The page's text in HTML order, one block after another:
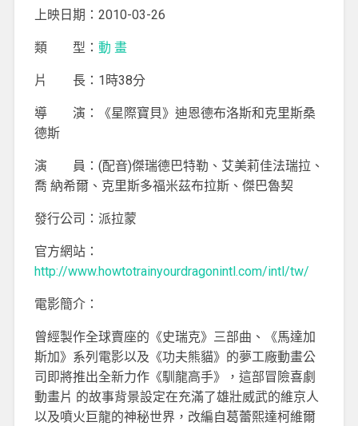
上映日期：2010-03-26
類 型： 動 畫
片 長：1時38分
導 演：《星際寶貝》迪恩德布洛斯和克里斯桑
德斯
演 員：(配音)傑瑞德巴特勒、艾美莉佳法瑞拉、
喬 納希爾、克里斯多福米茲布拉斯、傑巴魯契
發行公司：派拉蒙
官方網站：
http://www.howtotrainyourdragonintl.com/intl/tw/
電影簡介：
曾經製作全球賣座的《史瑞克》三部曲、《馬達加
斯加》系列電影以及《功夫熊貓》的夢工廠動畫公
司即將推出全新力作《馴龍高手》，這部冒險喜劇
動畫片 的故事背景設定在充滿了雄壯威武的維京人
以及噴火巨龍的神秘世界，改編自葛蕾熙達柯維爾